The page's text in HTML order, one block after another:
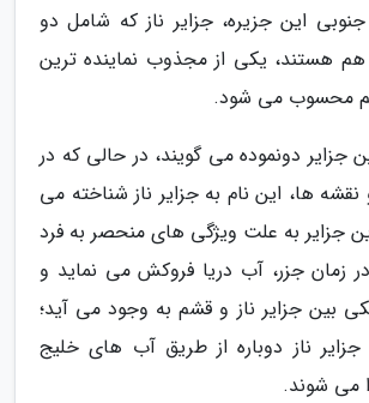
این جزیره، جزایر ناز که شامل دو
هستند، یکی از مجذوب نماینده ترین
محسوب می شود.
جزایر دونموده می گویند، در حالی که در
ها، این نام به جزایر ناز شناخته می
جزایر به علت ویژگی های منحصر به فرد
زمان جزر، آب دریا فروکش می نماید و
بین جزایر ناز و قشم به وجود می آید؛
جزایر ناز دوباره از طریق آب های خلیج
می شوند.